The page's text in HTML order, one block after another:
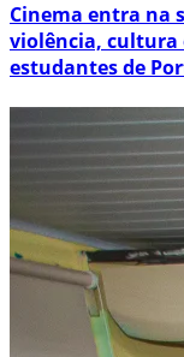
Cinema entra na
violência, cultura
estudantes de